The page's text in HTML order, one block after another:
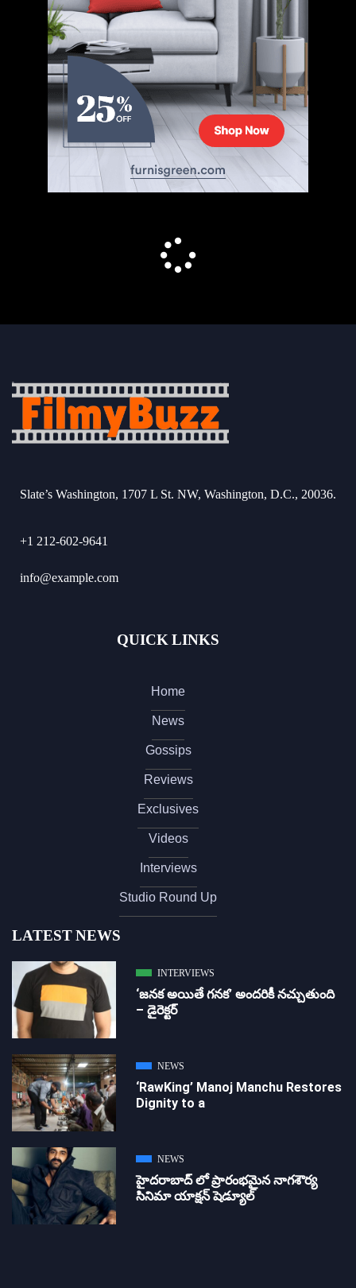
Slate’s Washington, 1707 L St. NW, Washington, D.C., 20036.
+1 212-602-9641
info@example.com
QUICK LINKS
Home
News
Gossips
Reviews
Exclusives
Videos
Interviews
Studio Round Up
LATEST NEWS
INTERVIEWS
‘జ‌న‌క అయితే గ‌న‌క‌’ అందరికీ నచ్చుతుంది
– డైరెక్ట‌ర్
NEWS
‘RawKing’ Manoj Manchu Restores
Dignity to a
NEWS
హైదరాబాద్ లో ప్రారంభమైన నాగశౌర్య
సినిమా యాక్షన్ షెడ్యూల్